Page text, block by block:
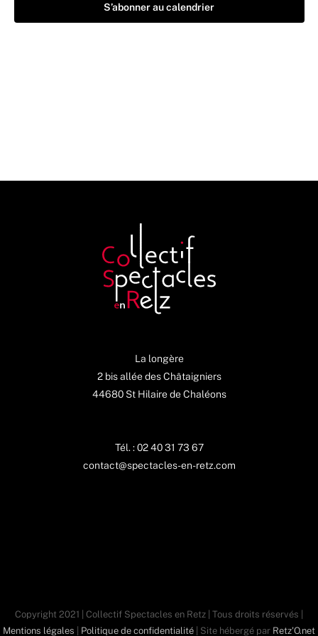
S’abonner au calendrier
La longère
2 bis allée des Châtaigniers
44680 St Hilaire de Chaléons
Tél. : 02 40 31 73 67
contact@spectacles-en-retz.com
Copyright 2021 | Collectif Spectacles en Retz | Tous droits réservés |
Mentions légales
Politique de confidentialité | Site hébergé par Retz'O.net